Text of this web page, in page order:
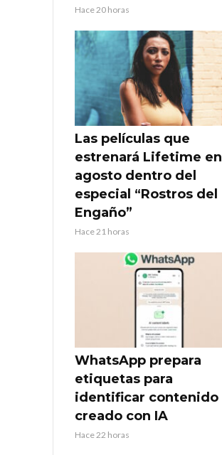
Hace 20 horas
Las películas que
estrenará Lifetime en
agosto dentro del
especial “Rostros del
Engaño”
Hace 21 horas
WhatsApp prepara
etiquetas para
identificar contenido
creado con IA
Hace 22 horas